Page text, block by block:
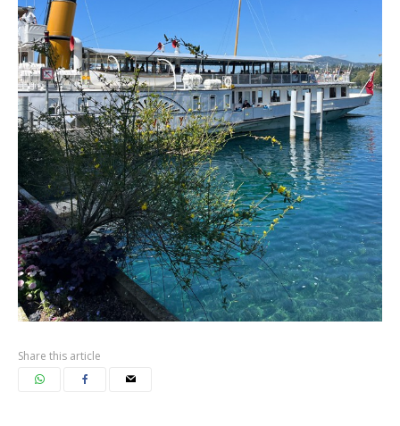
Share this article